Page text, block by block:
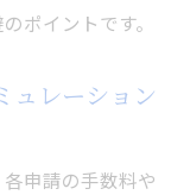
ポイントです。
ュレーション
申請の手数料や